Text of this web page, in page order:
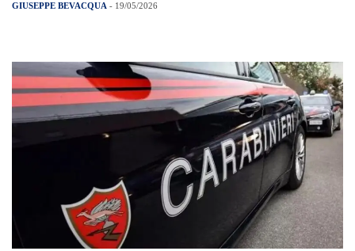
GIUSEPPE BEVACQUA - 19/05/2026